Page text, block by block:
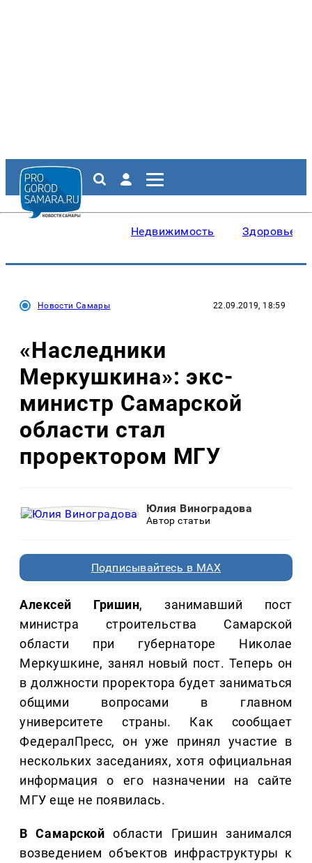
Недвижимость Здоровье
Новости Самары 22.09.2019, 18:59
«Наследники
Меркушкина»: экс-
министр Самарской
области стал
проректором МГУ
Юлия Виноградова
Автор статьи
Подписывайтесь в MAX
Алексей Гришин, занимавший пост
министра строительства Самарской
области при губернаторе Николае
Меркушкине, занял новый пост. Теперь он
в должности проректора будет заниматься
общими вопросами в главном
университете страны. Как сообщает
ФедералПресс, он уже принял участие в
нескольких заседаниях, хотя официальная
информация о его назначении на сайте
МГУ еще не появилась.
В Самарской области Гришин занимался
возведением объектов инфраструктуры к